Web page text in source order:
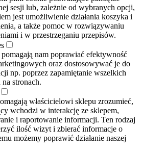
sesji lub, zależnie od wybranych opcji,
jest umożliwienie działania koszyka i
a także pomoc w rozwiązywaniu
i w przestrzeganiu przepisów.
nam poprawiać efektywność
oraz dostosowywać je do
np. poprzez zapamiętanie wszelkich
stronach.
właścicielowi sklepu zrozumieć,
wchodzi w interakcję ze sklepem,
i raportowanie informacji. Ten rodzaj
ilość wizyt i zbierać informacje o
możemy poprawić działanie naszej